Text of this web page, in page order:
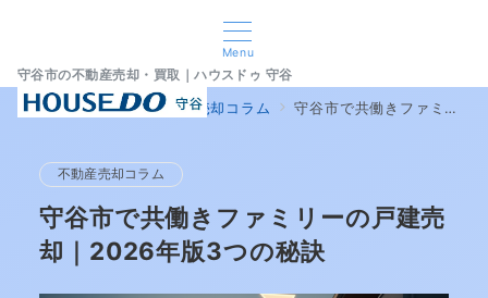
Menu
守谷市の不動産売却・買取｜ハウスドゥ 守谷
home ブログ 不動産売却コラム 守谷市で共働きファミリーの戸建売却｜2026年版3つの秘訣
不動産売却コラム
守谷市で共働きファミリーの戸建売
却｜2026年版3つの秘訣